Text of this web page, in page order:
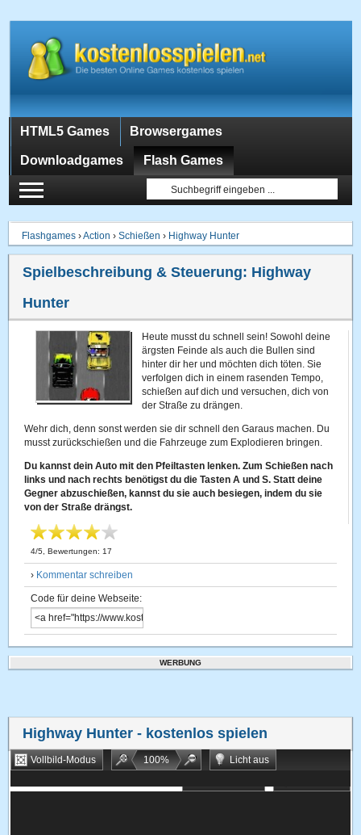
HTML5 Games Browsergames
Downloadgames Flash Games
Flashgames ›Action ›Schießen › Highway Hunter
Spielbeschreibung & Steuerung: Highway
Hunter
Heute musst du schnell sein! Sowohl deine
ärgsten Feinde als auch die Bullen sind
hinter dir her und möchten dich töten. Sie
verfolgen dich in einem rasenden Tempo,
schießen auf dich und versuchen, dich von
der Straße zu drängen.
Wehr dich, denn sonst werden sie dir schnell den Garaus machen. Du
musst zurückschießen und die Fahrzeuge zum Explodieren bringen.
Du kannst dein Auto mit den Pfeiltasten lenken. Zum Schießen nach
links und nach rechts benötigst du die Tasten A und S. Statt deine
Gegner abzuschießen, kannst du sie auch besiegen, indem du sie
von der Straße drängst.
4/5 , Bewertungen: 17
› Kommentar schreiben
Code für deine Webseite:
WERBUNG
Highway Hunter - kostenlos spielen
Vollbild-Modus 100%
Licht aus